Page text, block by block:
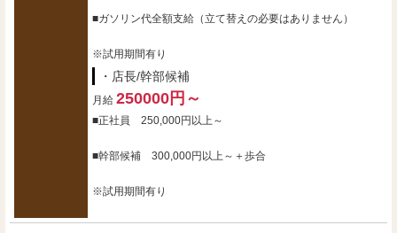
■ガソリン代全額支給（立て替えの必要はありません）
※試用期間有り
・店長/幹部候補
月給 250000円～
■正社員 250,000円以上～
■幹部候補 300,000円以上～＋歩合
※試用期間有り